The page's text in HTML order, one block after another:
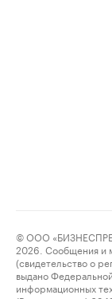
© ООО
2026. Сообщения и
(свидетельство о
выдано
информационных